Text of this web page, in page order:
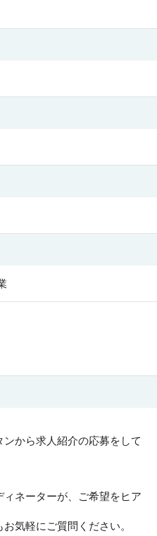
ンから求人紹介の応募をして
ネーターが、ご希望をヒア
気軽にご質問ください。